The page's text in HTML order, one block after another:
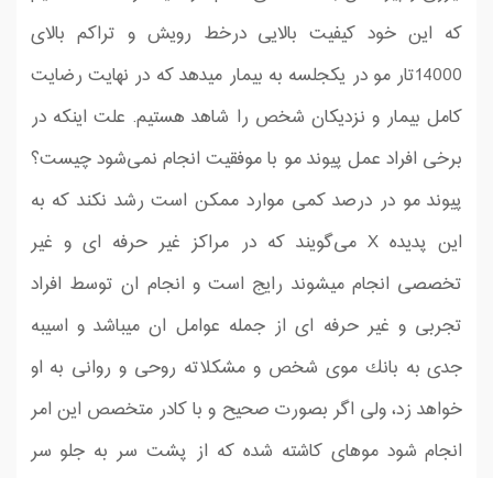
كه این خود كیفیت بالایی درخط رویش و تراكم بالای
14000تار مو در یكجلسه به بیمار میدهد كه در نهایت رضایت
كامل بیمار و نزدیكان شخص را شاهد هستیم. علت اینکه در
برخی افراد عمل پیوند مو با موفقیت انجام نمی‌شود چیست؟
پیوند مو در درصد كمی موارد ممکن است رشد نکند که به
این پدیده X می‌گویند كه در مراكز غیر حرفه ای و غیر
تخصصی انجام میشوند رایج است و انجام ان توسط افراد
تجربی و غیر حرفه ای از جمله عوامل ان میباشد و اسیبه
جدی به بانك موی شخص و مشكلاته روحی و روانی به او
خواهد زد، ولی اگر بصورت صحیح و با كادر متخصص این امر
انجام شود موهای کاشته شده که از پشت سر به جلو سر